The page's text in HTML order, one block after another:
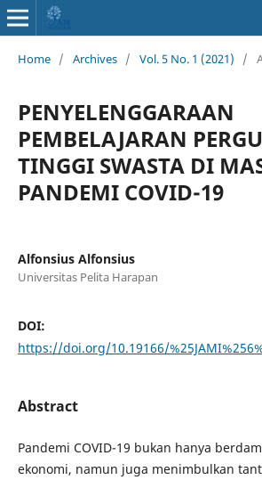
Home / Archives / Vol. 5 No. 1 (2021) /
PENYELENGGARAAN
PEMBELAJARAN
TINGGI SWASTA DI
PANDEMI COVID-19
Alfonsius Alfonsius
Universitas Pelita Harapan
DOI:
https://doi.org/10.19166/
Abstract
Pandemi COVID-19 bukan hanya
ekonomi, namun juga menimbulkan